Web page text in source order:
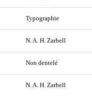
Typographie
N. A. H. Zarbell
Non dentelé
N. A. H. Zarbell